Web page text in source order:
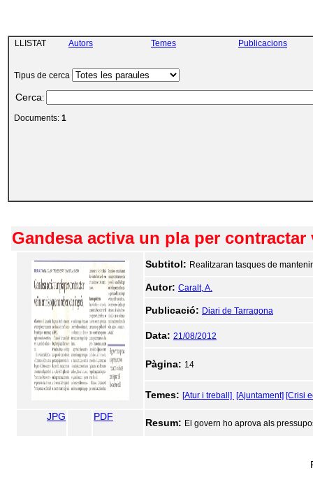
LLISTAT Autors Temes Publicacions
Tipus de cerca
Cerca:
Documents: 1
Gandesa activa un pla per
Subtitol: Realitzaran tasques de
Autor: Caralt, A.
Publicació: Diari de Tarragona
Data: 21/08/2012
Pàgina: 14
Temes: [Atur i treball] [Ajuntament] [Crisi
JPG PDF
Resum: El govern ho aprova als